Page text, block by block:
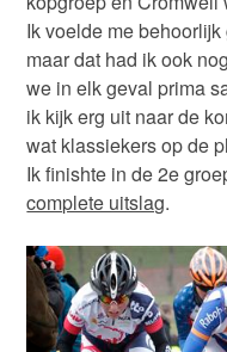
Ik voelde me
maar dat had ik ook
we in elk geval prima
ik kijk erg uit naar de
wat klassiekers op de
Ik finishte in de 2e
complete uitslag.